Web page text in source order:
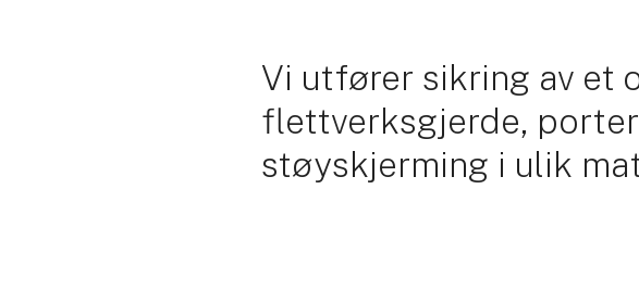
Vi utfører sikring av et
flettverksgjerde,
støyskjerming i ulik